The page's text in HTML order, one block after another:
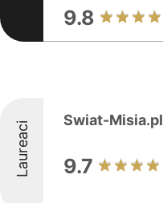
9.8
Laureaci Swiat-Misia.pl
9.7